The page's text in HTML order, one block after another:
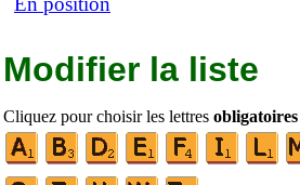
Modifier la liste
Cliquez pour choisir les lettres obligatoires